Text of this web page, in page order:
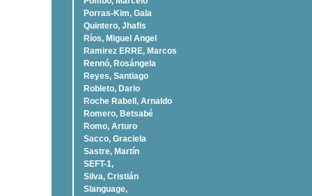
Porras-Kim, Gala
Quintero, Jhafis
Rí­os, Miguel Angel
Ramirez ERRE, Marcos
Rennó, Rosángela
Reyes, Santiago
Robleto, Dario
Roche Rabell, Arnaldo
Romero, Betsabé
Romo, Arturo
Sacco, Graciela
Sastre, Martí­n
SEFT-1,
Silva, Cristián
Slanguage,